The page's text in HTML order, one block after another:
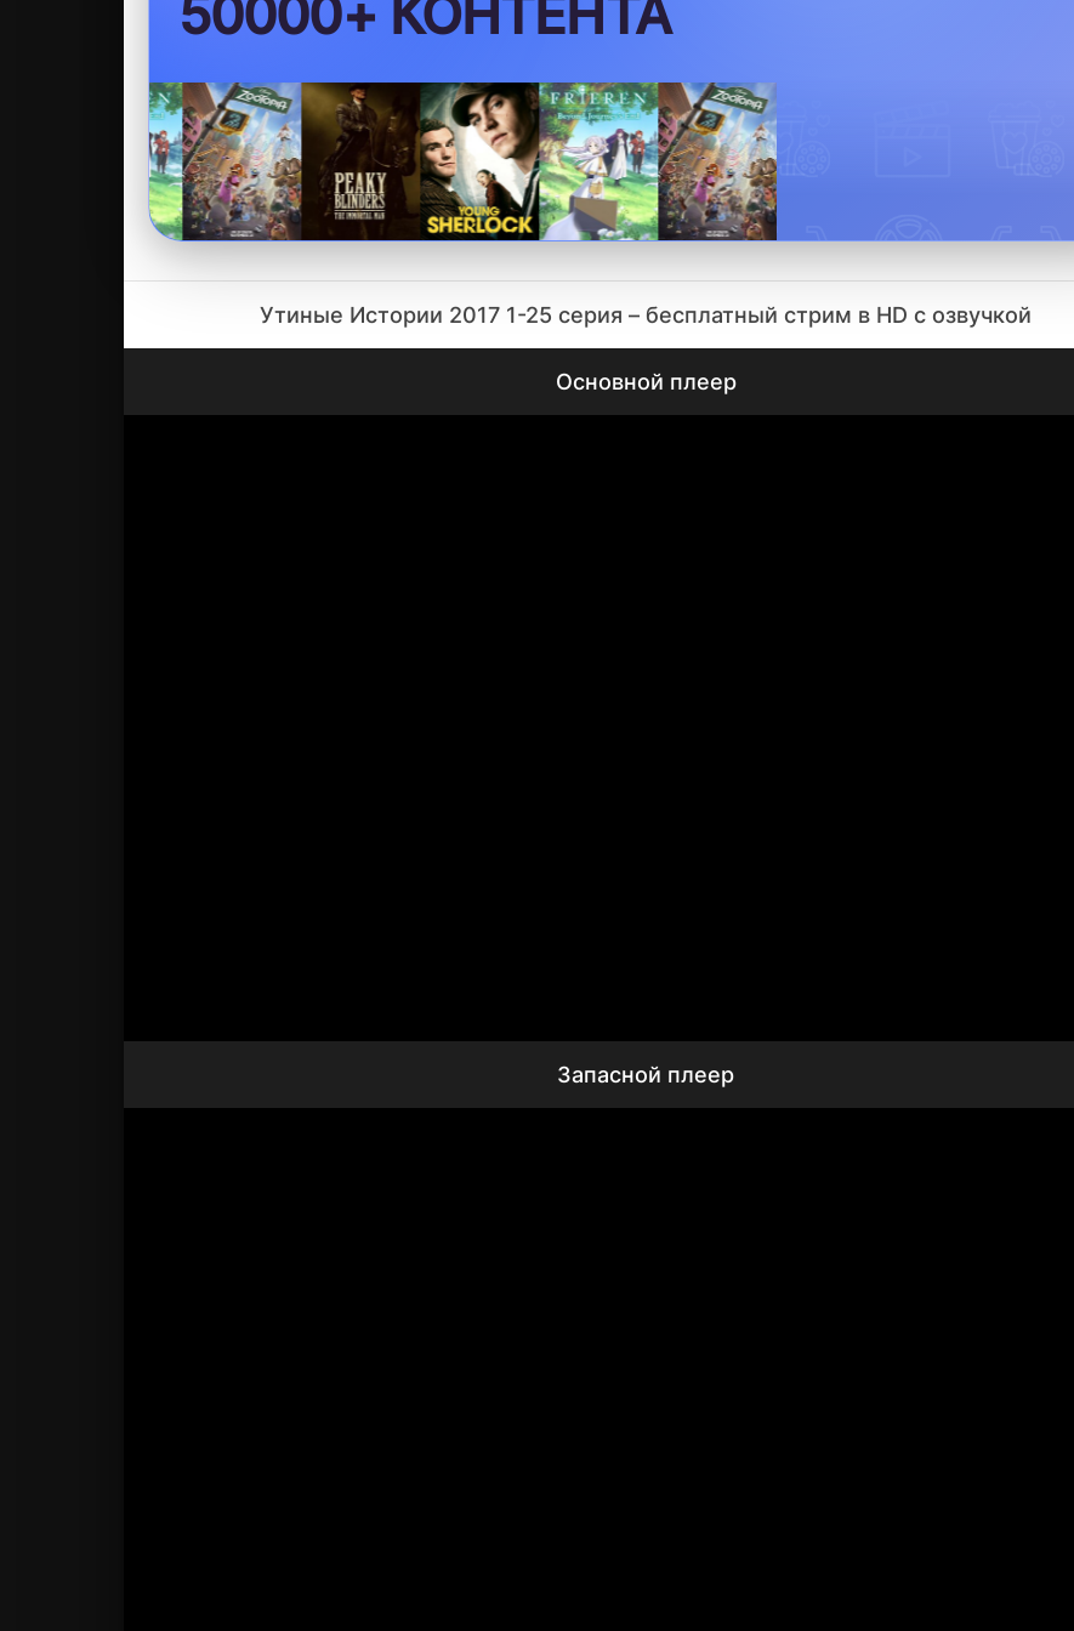
50000+ КОНТЕНТА
Утиные Истории 2017 1-25 серия – бесплатный стрим в HD с озвучкой
Основной плеер
Запасной плеер